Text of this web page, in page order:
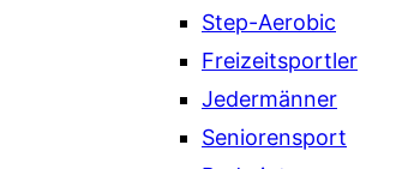
Step-Aerobic
Freizeitsportler
Jedermänner
Seniorensport